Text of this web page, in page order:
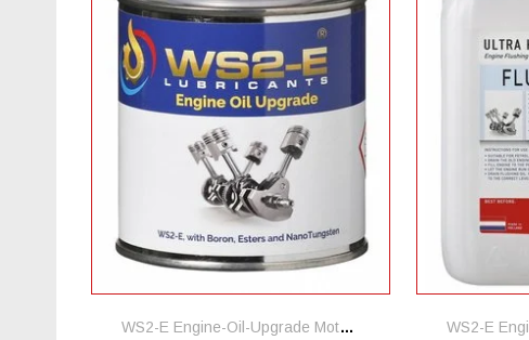
WS2-E Engine-Oil-Upgrade Motorolie Additief